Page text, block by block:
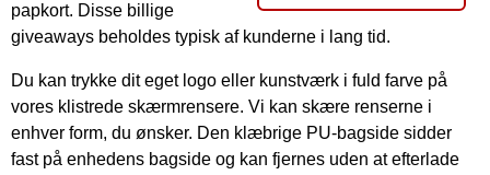
papkort. Disse billige
giveaways beholdes typisk af kunderne i lang tid.
Du kan trykke dit eget logo eller kunstværk i fuld farve på
vores klistrede skærmrensere. Vi kan skære renserne i
enhver form, du ønsker. Den klæbrige PU-bagside sidder
fast på enhedens bagside og kan fjernes uden at efterlade